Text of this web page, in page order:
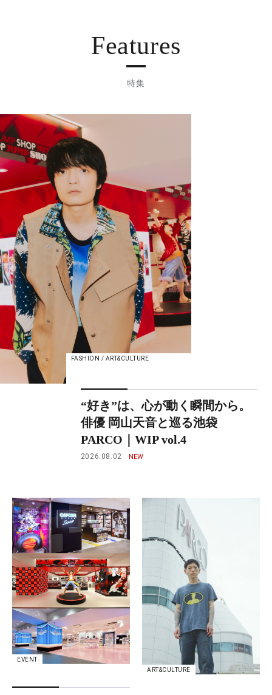
Features
特集
FASHION / ART&CULTURE
“好き”は、心が動く瞬間から。
俳優 岡山天音と巡る池袋
PARCO｜WIP vol.4
2026.08.02
EVENT
ART&CULTURE